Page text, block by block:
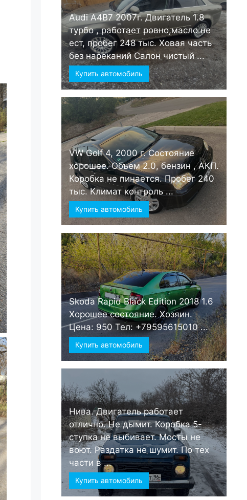
Audi А4B7 2007г. Двигатель 1.8
турбо , работает ровно,масло не
ест, пробег 248 тыс. Ховая часть
без нареканий Салон чистый ...
Купить автомобиль
VW Golf 4, 2000 г. Состояние
хорошее. Объем 2.0, бензин , АКП.
Коробка не пинается. Пробег 240
тыс. Климат контроль ...
Купить автомобиль
Skoda Rapid Black Edition 2018 1.6
Хорошее состояние. Хозяин.
Цена: 950 Тел: +79595615010 ...
Купить автомобиль
Нива. Двигатель работает
отлично. Не дымит. Коробка 5-
ступка не выбивает. Мосты не
воют. Раздатка не шумит. По тех
части в ...
Купить автомобиль